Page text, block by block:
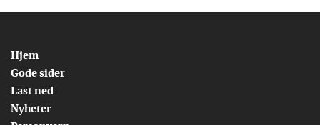
Hjem
Gode sider
Last ned
Nyheter